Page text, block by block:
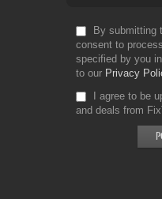
By submitting
consent to
specified by you
to our Privacy
I agree to be
and deals from